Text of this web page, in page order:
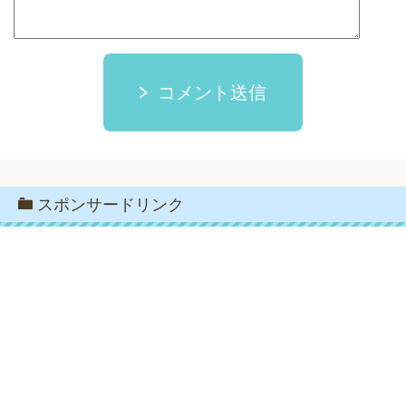
コメント送信
スポンサードリンク